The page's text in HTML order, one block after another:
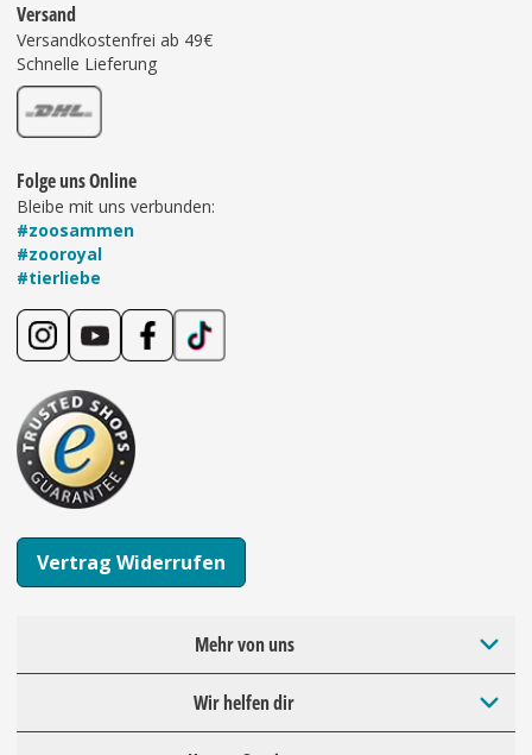
Versand
Versandkostenfrei ab 49€
Schnelle Lieferung
Folge uns Online
Bleibe mit uns verbunden:
#zoosammen
#zooroyal
#tierliebe
Vertrag Widerrufen
Mehr von uns
Wir helfen dir